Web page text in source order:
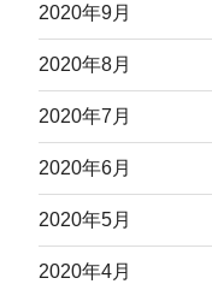
2020年9月
2020年8月
2020年7月
2020年6月
2020年5月
2020年4月